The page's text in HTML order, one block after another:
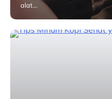
alat…
Juni 16,